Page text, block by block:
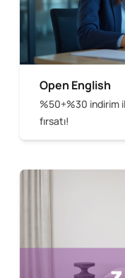
Open English
%50+%30 indirim
fırsatı!